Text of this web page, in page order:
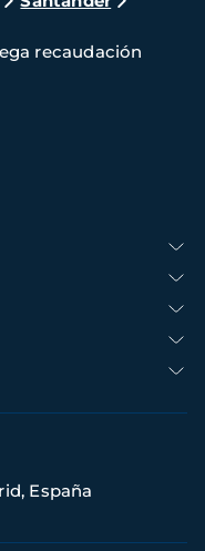
recaudación
España